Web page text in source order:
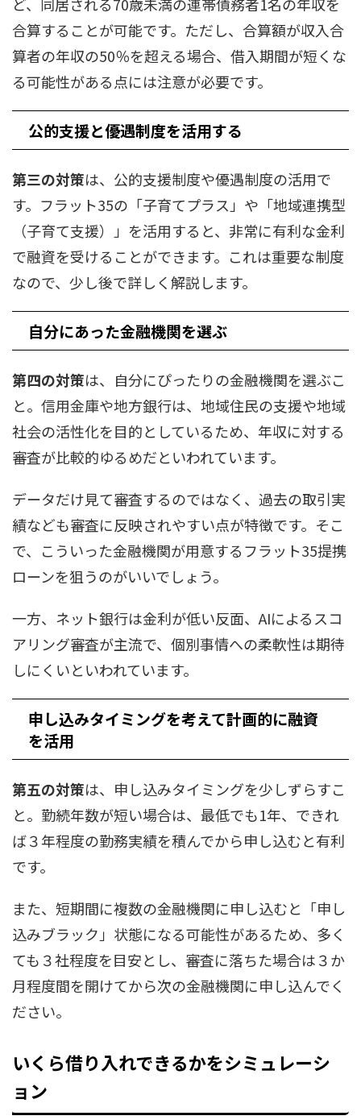
合算することが可能です。ただし、合算額が収入合
算者の年収の50％を超える場合、借入期間が短くな
る可能性がある点には注意が必要です。
公的支援と優遇制度を活用する
第三の対策は、公的支援制度や優遇制度の活用で
す。フラット35の「子育てプラス」や「地域連携型
（子育て支援）」を活用すると、非常に有利な金利
で融資を受けることができます。これは重要な制度
なので、少し後で詳しく解説します。
自分にあった金融機関を選ぶ
第四の対策は、自分にぴったりの金融機関を選ぶこ
と。信用金庫や地方銀行は、地域住民の支援や地域
社会の活性化を目的としているため、年収に対する
審査が比較的ゆるめだといわれています。
データだけ見て審査するのではなく、過去の取引実
績なども審査に反映されやすい点が特徴です。そこ
で、こういった金融機関が用意するフラット35提携
ローンを狙うのがいいでしょう。
一方、ネット銀行は金利が低い反面、AIによるスコ
アリング審査が主流で、個別事情への柔軟性は期待
しにくいといわれています。
申し込みタイミングを考えて計画的に融資
を活用
第五の対策は、申し込みタイミングを少しずらすこ
と。勤続年数が短い場合は、最低でも1年、できれ
ば３年程度の勤務実績を積んでから申し込むと有利
です。
また、短期間に複数の金融機関に申し込むと「申し
込みブラック」状態になる可能性があるため、多く
ても３社程度を目安とし、審査に落ちた場合は３か
月程度間を開けてから次の金融機関に申し込んでく
ださい。
いくら借り入れできるかをシミュレーシ
ョン